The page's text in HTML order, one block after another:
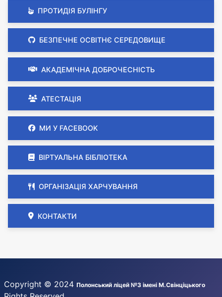
ПРОТИДІЯ БУЛІНГУ
БЕЗПЕЧНЕ ОСВІТНЄ СЕРЕДОВИЩЕ
АКАДЕМІЧНА ДОБРОЧЕСНІСТЬ
АТЕСТАЦІЯ
МИ У FACEBOOK
ВІРТУАЛЬНА БІБЛІОТЕКА
ОРГАНІЗАЦІЯ ХАРЧУВАННЯ
КОНТАКТИ
Copyright © 2024 Полонський ліцей №3 імені М.Свінціцького